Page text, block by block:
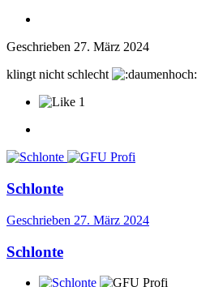
Geschrieben 27. März 2024
klingt nicht schlecht
1
Schlonte
Geschrieben 27. März 2024
Schlonte